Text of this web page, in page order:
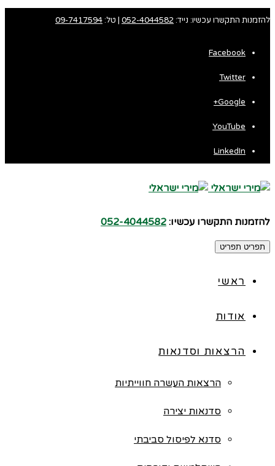
להזמנות התקשרו עכשיו: נייד: 052-4044582 | טל:09-7417594
Facebook
Twitter
Google+
YouTube
LinkedIn
להזמנות התקשרו עכשיו: 052-4044582
תפריט תפריט
ראשי
אודות
הרצאות וסדנאות
הרצאות העשרה חווייתיות
סדנאות יצירה
סדנא לפיסול סביבתי